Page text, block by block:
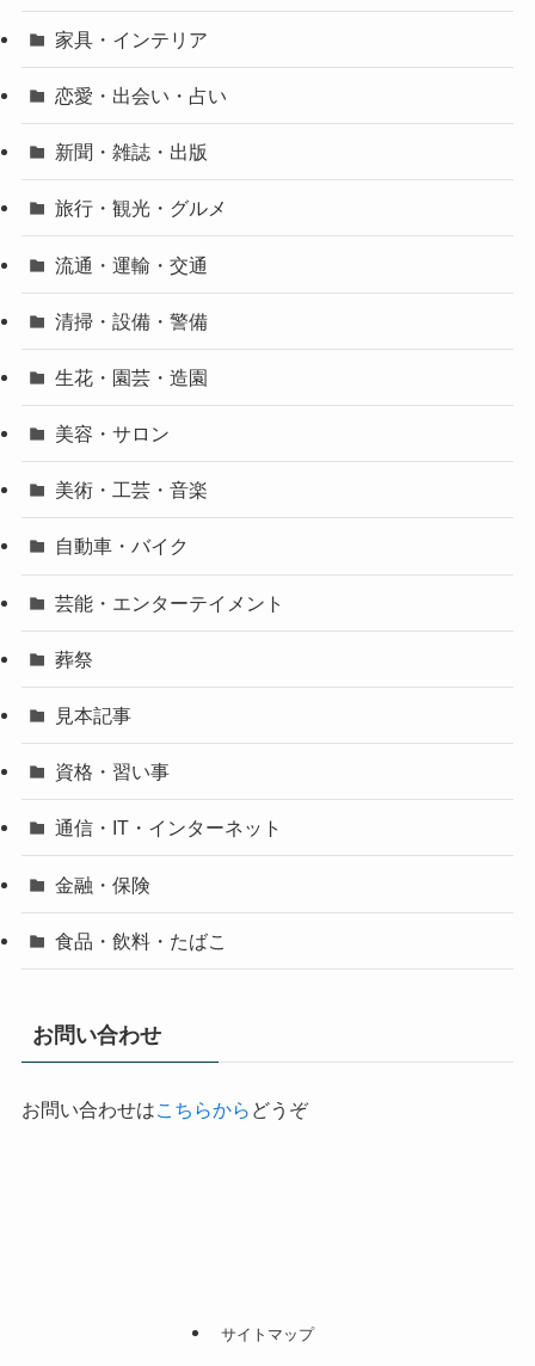
家具・インテリア
恋愛・出会い・占い
新聞・雑誌・出版
旅行・観光・グルメ
流通・運輸・交通
清掃・設備・警備
生花・園芸・造園
美容・サロン
美術・工芸・音楽
自動車・バイク
芸能・エンターテイメント
葬祭
見本記事
資格・習い事
通信・IT・インターネット
金融・保険
食品・飲料・たばこ
お問い合わせ
お問い合わせはこちらから どうぞ
サイトマップ